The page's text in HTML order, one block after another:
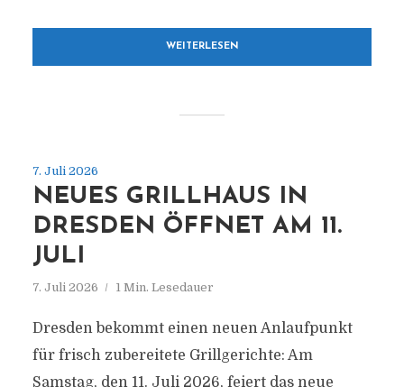
WEITERLESEN
7. Juli 2026
NEUES GRILLHAUS IN
DRESDEN ÖFFNET AM 11.
JULI
7. Juli 2026 1 Min. Lesedauer
Dresden bekommt einen neuen Anlaufpunkt
für frisch zubereitete Grillgerichte: Am
Samstag, den 11. Juli 2026, feiert das neue